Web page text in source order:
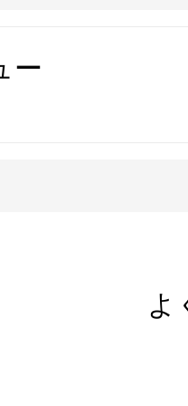
シルバー（SV925/イタリ
強度にはるかに優れ、変
ー
よ